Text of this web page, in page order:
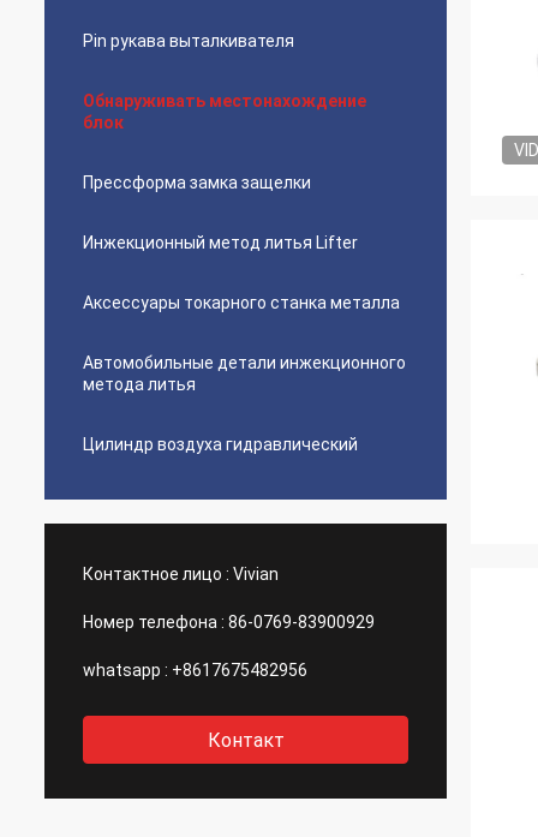
Pin рукава выталкивателя
Обнаруживать местонахождение
блок
Прессформа замка защелки
Инжекционный метод литья Lifter
Аксессуары токарного станка металла
Автомобильные детали инжекционного
метода литья
Цилиндр воздуха гидравлический
Контактное лицо : Vivian
Номер телефона : 86-0769-83900929
whatsapp : +8617675482956
Контакт